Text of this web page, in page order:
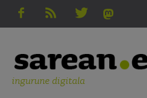
ingurune digitala